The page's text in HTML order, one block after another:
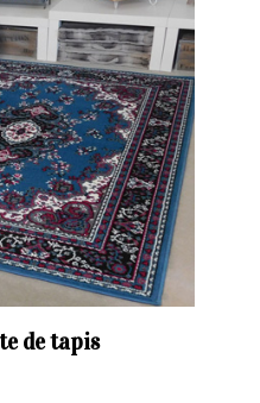
de tapis